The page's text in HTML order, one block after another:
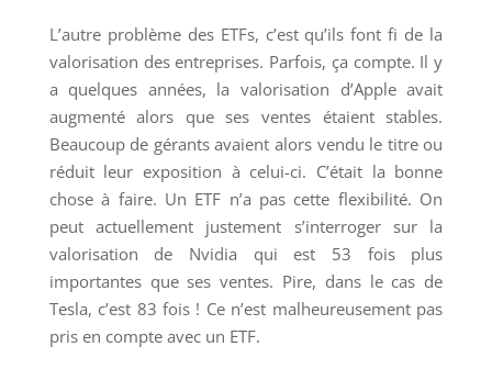
L’autre problème des ETFs, c’est qu’ils font fi de la
valorisation des entreprises. Parfois, ça compte. Il y
a quelques années, la valorisation d’Apple avait
augmenté alors que ses ventes étaient stables.
Beaucoup de gérants avaient alors vendu le titre ou
réduit leur exposition à celui-ci. C’était la bonne
chose à faire. Un ETF n’a pas cette flexibilité. On
peut actuellement justement s’interroger sur la
valorisation de Nvidia qui est 53 fois plus
importantes que ses ventes. Pire, dans le cas de
Tesla, c’est 83 fois ! Ce n’est malheureusement pas
pris en compte avec un ETF.